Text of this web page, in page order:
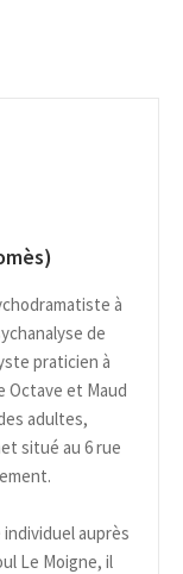
à
de
praticien à
Octave et Maud
adultes,
situé au 6 rue
auprès
Le Moigne, il